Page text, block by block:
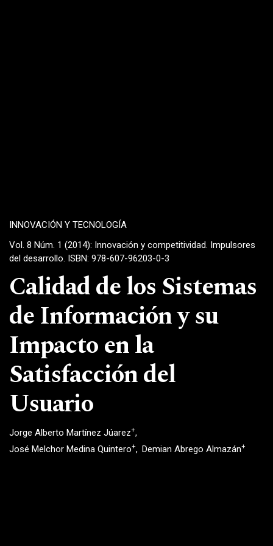
INNOVACIÓN Y TECNOLOGÍA
Vol. 8 Núm. 1 (2014): Innovación y competitividad. Impulsores
del desarrollo. ISBN: 978-607-96203-0-3
Calidad de los Sistemas
de Información y su
Impacto en la
Satisfacción del
Usuario
Jorge Alberto Martínez Júarez+
José Melchor Medina Quintero+ Demian Abrego Almazán+